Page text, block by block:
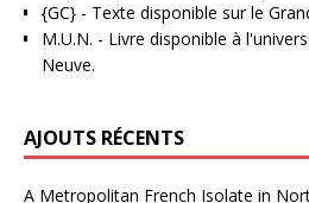
{GC} - Texte disponible sur le
M.U.N. - Livre disponible à
Neuve.
AJOUTS RÉCENTS
A Metropolitan French Isolate in